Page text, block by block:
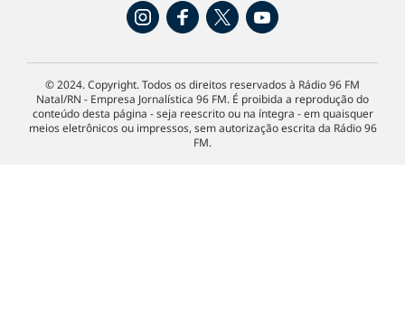
© 2024. Copyright. Todos os direitos reservados à Rádio 96 FM
Natal/RN - Empresa Jornalística 96 FM. É proibida a reprodução do
conteúdo desta página - seja reescrito ou na íntegra - em quaisquer
meios eletrônicos ou impressos, sem autorização escrita da Rádio 96
FM.